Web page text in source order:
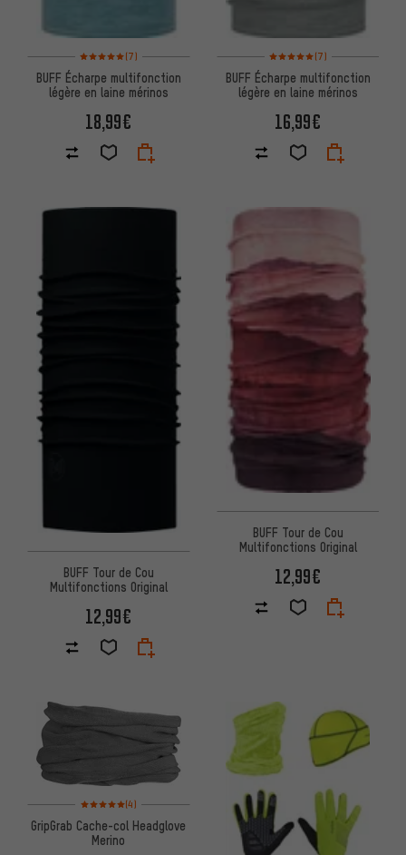
Note moyenne : 5 sur 5 d'après 7 avis
(7)
BUFF Écharpe multifonction
légère en laine mérinos
18,99€
Note moyenne : 5 sur 5
(7)
BUFF Écharpe multifonction
légère en laine mérinos
16,99€
BUFF Tour de Cou
Multifonctions Original
12,99€
BUFF Tour de Cou
Multifonctions Original
12,99€
Note moyenne : 5 sur 5 d'après 4 avis
(4)
GripGrab Cache-col Headglove
Merino